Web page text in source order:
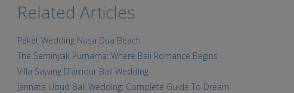
Related Articles
Paket Wedding Nusa Dua Beach
The Seminyak Purnama: Where Bali Romance Begins
Villa Sayang D’amour Bali Wedding
Jannata Ubud Bali Wedding: Complete Guide To Dream